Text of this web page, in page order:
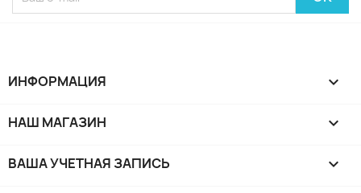
ИНФОРМАЦИЯ 
НАШ МАГАЗИН 
ВАША УЧЕТНАЯ ЗАПИСЬ 